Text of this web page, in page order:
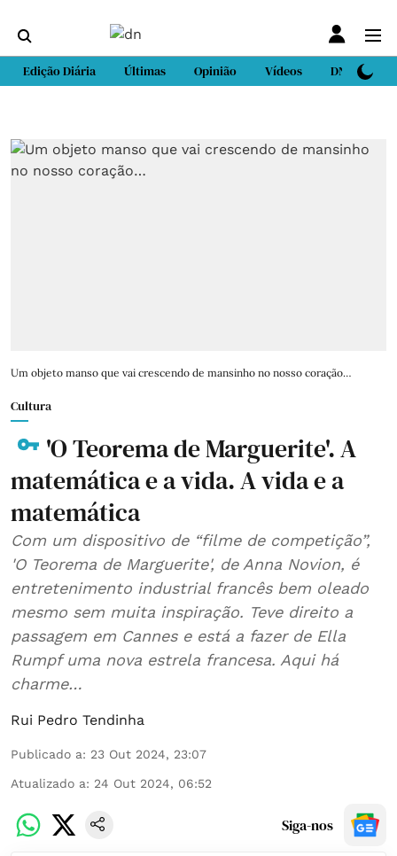
Edição Diária Últimas Opinião Vídeos DN Sport
Um objeto manso que vai crescendo de mansinho no nosso coração…
Cultura
'O Teorema de Marguerite'. A
matemática e a vida. A vida e a
matemática
Com um dispositivo de “filme de competição”,
'O Teorema de Marguerite', de Anna Novion, é
entretenimento industrial francês bem oleado
mesmo sem muita inspiração. Teve direito a
passagem em Cannes e está a fazer de Ella
Rumpf uma nova estrela francesa. Aqui há
charme…
Rui Pedro Tendinha
Publicado a: 23 Out 2024, 23:07
Atualizado a: 24 Out 2024, 06:52
Siga-nos